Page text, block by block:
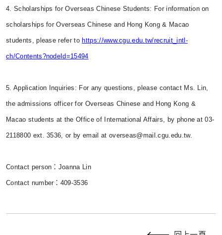
4. Scholarships for Overseas Chinese Students: For information on
scholarships for Overseas Chinese and Hong Kong & Macao
students, please refer to https://www.cgu.edu.tw/recruit_intl-
ch/Contents?nodeId=15494
5. Application Inquiries: For any questions, please contact Ms. Lin,
the admissions officer for Overseas Chinese and Hong Kong &
Macao students at the Office of International Affairs, by phone at 03-
2118800 ext. 3536, or by email at overseas@mail.cgu.edu.tw.
Contact person：Joanna Lin
Contact number：409-3536